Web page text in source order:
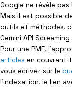
Google ne révèle
Mais il est possible
outils et méthodes,
Gemini API
Pour une PME,
articles en couvrant
vous écrivez sur le
l’indexation, le lien